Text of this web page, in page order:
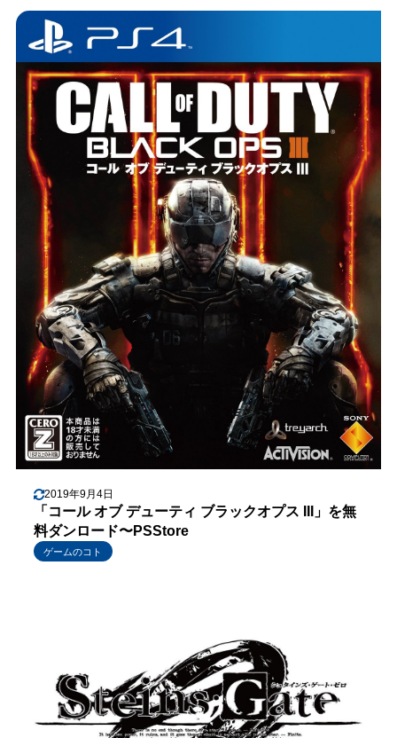
2019年9月4日
「コール オブ デューティ ブラックオプス III」を無
料ダンロード〜PSStore
ゲームのコト